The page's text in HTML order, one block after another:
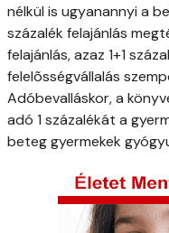
nélkül is ugyanannyi a
százalék felajánlás
felajánlás, azaz 1+1
felelõsségvállalás
Adóbevalláskor, a
adó 1 százalékát a
beteg gyermekek